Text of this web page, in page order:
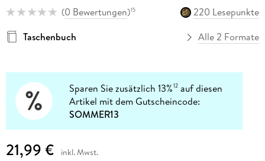
(0 Bewertungen)15
220 Lesepunkte
Taschenbuch
Alle 2 Formate
Sparen Sie zusätzlich 13%12 auf diesen
Artikel mit dem Gutscheincode:
SOMMER13
21,99 € inkl. Mwst.